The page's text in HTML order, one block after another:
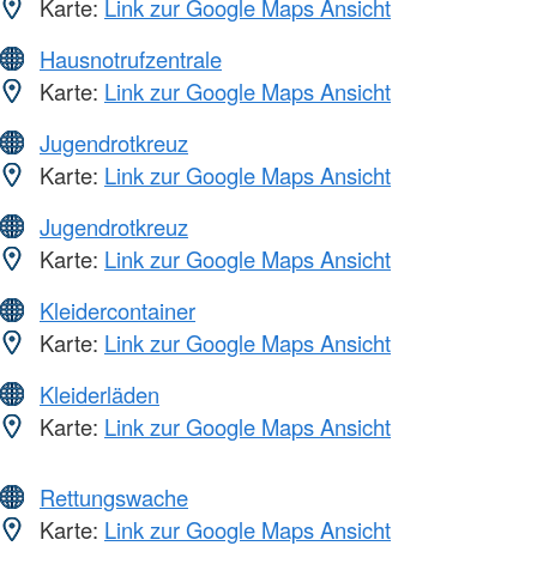
Karte: Link zur Google Maps Ansicht
Hausnotrufzentrale
Karte: Link zur Google Maps Ansicht
Jugendrotkreuz
Karte: Link zur Google Maps Ansicht
Jugendrotkreuz
Karte: Link zur Google Maps Ansicht
Kleidercontainer
Karte: Link zur Google Maps Ansicht
Kleiderläden
Karte: Link zur Google Maps Ansicht
Rettungswache
Karte: Link zur Google Maps Ansicht